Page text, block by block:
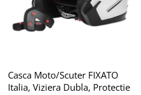
Casca Moto/Scuter FIXATO
Italia, Viziera Dubla, Protectie